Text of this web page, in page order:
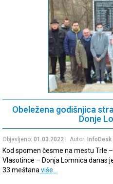
Obeležena godišnjica
Donje
Objavljeno: 01.03.2022 | Autor: InfoDesk
Kod spomen česme na mestu Trle
Vlasotince – Donja Lomnica danas
33 meštana više…